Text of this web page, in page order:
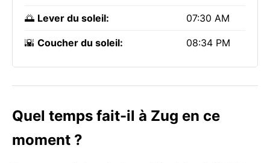
🌅 Lever du soleil: 07:30 AM
🌇 Coucher du soleil: 08:34 PM
Quel temps fait-il à Zug en ce
moment ?